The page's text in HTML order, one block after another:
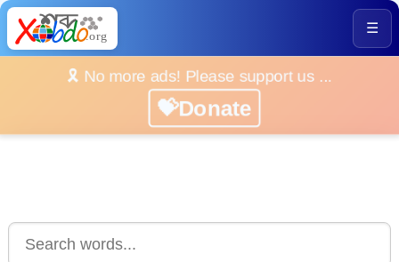
☰
🎗️ No more ads! Please support us ...
💝Donate